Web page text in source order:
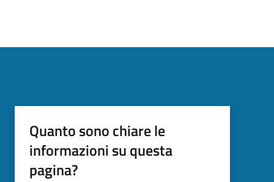
Quanto sono chiare le
informazioni su questa
pagina?